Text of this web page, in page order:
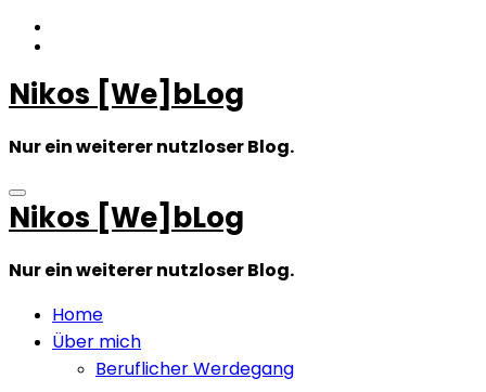
Zum
Inhalt
Nikos [We]bLog
Nur ein weiterer nutzloser Blog.
Nikos [We]bLog
Nur ein weiterer nutzloser Blog.
Home
Über mich
Beruflicher Werdegang